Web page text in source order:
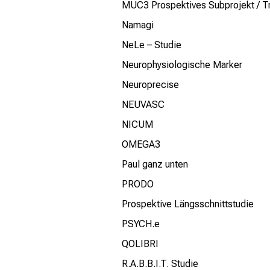
MUC3 Prospektives Subprojekt /
Namagi
NeLe – Studie
Neurophysiologische Marker
Neuroprecise
NEUVASC
NICUM
OMEGA3
Paul ganz unten
PRODO
Prospektive Längsschnittstudie
PSYCH.e
QOLIBRI
R.A.B.B.I.T. Studie